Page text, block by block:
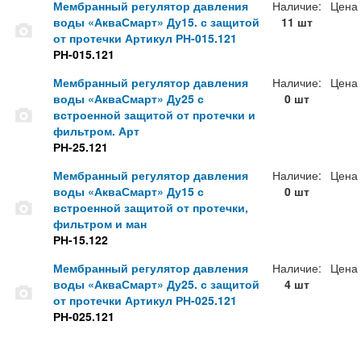
Мембранный регулятор давления
воды «АкваСмарт» Ду15. с защитой
от протечки Артикул РН-015.121
РН-015.121
Наличие:
11 шт
Цена
Мембранный регулятор давления
воды «АкваСмарт» Ду25 с
встроенной защитой от протечки и
фильтром. Арт
РН-25.121
Наличие:
0 шт
Цена
Мембранный регулятор давления
воды «АкваСмарт» Ду15 с
встроенной защитой от протечки,
фильтром и ман
РН-15.122
Наличие:
0 шт
Цена
Мембранный регулятор давления
воды «АкваСмарт» Ду25. с защитой
от протечки Артикул РН-025.121
РН-025.121
Наличие:
4 шт
Цена